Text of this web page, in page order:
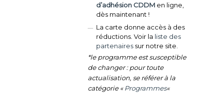
d’adhésion CDDM en ligne,
dès maintenant !
La carte donne accès à des
réductions. Voir la liste des
partenaires sur notre site.
*le programme est susceptible
de changer : pour toute
actualisation, se référer à la
catégorie «Programmes«